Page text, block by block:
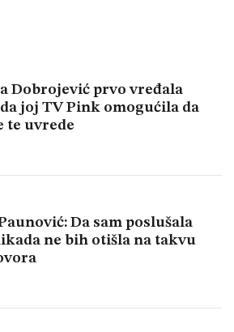
Dobrojević prvo vređala
joj TV Pink omogućila da
te uvrede
Da sam poslušala
ne bih otišla na takvu